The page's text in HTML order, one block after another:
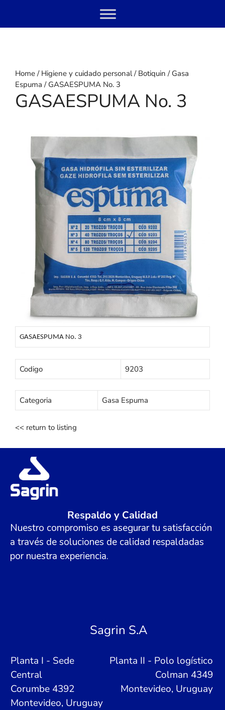
content
Home/ Higiene y cuidado personal/ Botiquin / Gasa
Espuma / GASAESPUMA No. 3
GASAESPUMA No. 3
GASAESPUMA No. 3
Codigo 9203
Categoria Gasa Espuma
<< return to listing
Respaldo y Calidad
Nuestro compromiso es asegurar tu satisfacción
a través de soluciones de calidad respaldadas
por nuestra experiencia.
Sagrin S.A
Planta I - Sede
Central
Corumbe 4392
Montevideo, Uruguay
Planta II - Polo logístico
Colman 4349
Montevideo, Uruguay